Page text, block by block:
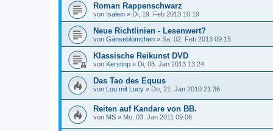
Roman Rappenschwarz
von Isalein » Di, 19. Feb 2013 10:19
Neue Richtlinien - Lesenwert?
von Gänseblümchen » Sa, 02. Feb 2013 09:15
Klassische Reikunst DVD
von Kerstinp » Di, 08. Jan 2013 13:24
Das Tao des Equus
von Lou mit Lucy » Do, 21. Jan 2010 21:36
Reiten auf Kandare von BB.
von MS » Mo, 03. Jan 2011 09:06